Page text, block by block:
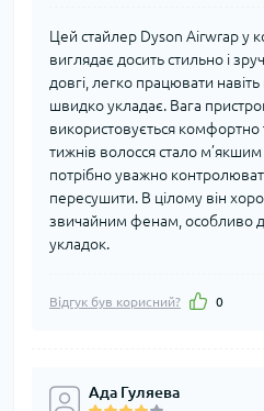
Цей стайлер Dyson Airwrap у
виглядає досить стильно і
довгі, легко працювати
швидко укладає. Вага
використовується комфортно
тижнів волосся стало
потрібно уважно
пересушити. В цілому він
звичайним фенам, особливо
укладок.
Відгук був корисний? 0
Ада Гуляева